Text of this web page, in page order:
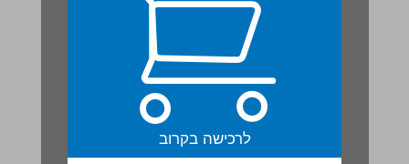
לרכישה בקרוב